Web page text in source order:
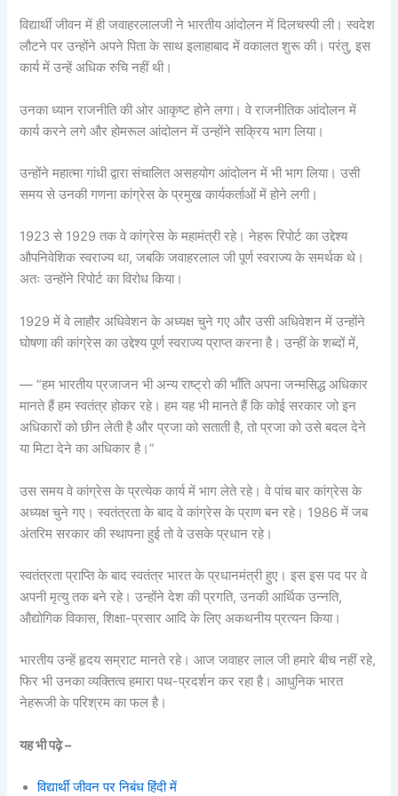
विद्यार्थी जीवन में ही जवाहरलालजी ने भारतीय आंदोलन में दिलचस्पी ली। स्वदेश
लौटने पर उन्होंने अपने पिता के साथ इलाहाबाद में वकालत शुरू की। परंतु, इस
कार्य में उन्हें अधिक रुचि नहीं थी।
उनका ध्यान राजनीति की ओर आकृष्ट होने लगा। वे राजनीतिक आंदोलन में
कार्य करने लगे और होमरूल आंदोलन में उन्होंने सक्रिय भाग लिया।
उन्होंने महात्मा गांधी द्वारा संचालित असहयोग आंदोलन में भी भाग लिया। उसी
समय से उनकी गणना कांग्रेस के प्रमुख कार्यकर्ताओं में होने लगी।
1923 से 1929 तक वे कांग्रेस के महामंत्री रहे। नेहरू रिपोर्ट का उद्देश्य
औपनिवेशिक स्वराज्य था, जबकि जवाहरलाल जी पूर्ण स्वराज्य के समर्थक थे।
अतः उन्होंने रिपोर्ट का विरोध किया।
1929 में वे लाहौर अधिवेशन के अध्यक्ष चुने गए और उसी अधिवेशन में उन्होंने
घोषणा की कांग्रेस का उद्देश्य पूर्ण स्वराज्य प्राप्त करना है। उन्हीं के शब्दों में,
— “हम भारतीय प्रजाजन भी अन्य राष्ट्रो की भाँति अपना जन्मसिद्ध अधिकार
मानते हैं हम स्वतंत्र होकर रहे। हम यह भी मानते हैं कि कोई सरकार जो इन
अधिकारों को छीन लेती है और प्रजा को सताती है, तो प्रजा को उसे बदल देने
या मिटा देने का अधिकार है।”
उस समय वे कांग्रेस के प्रत्येक कार्य में भाग लेते रहे। वे पांच बार कांग्रेस के
अध्यक्ष चुने गए। स्वतंत्रता के बाद वे कांग्रेस के प्राण बन रहे। 1986 में जब
अंतरिम सरकार की स्थापना हुई तो वे उसके प्रधान रहे।
स्वतंत्रता प्राप्ति के बाद स्वतंत्र भारत के प्रधानमंत्री हुए। इस इस पद पर वे
अपनी मृत्यु तक बने रहे। उन्होंने देश की प्रगति, उनकी आर्थिक उन्नति,
औद्योगिक विकास, शिक्षा-प्रसार आदि के लिए अकथनीय प्रत्यन किया।
भारतीय उन्हें हृदय सम्राट मानते रहे। आज जवाहर लाल जी हमारे बीच नहीं रहे,
फिर भी उनका व्यक्तित्व हमारा पथ-प्रदर्शन कर रहा है। आधुनिक भारत
नेहरूजी के परिश्रम का फल है।
यह भी पढ़े –
विद्यार्थी जीवन पर निबंध हिंदी में